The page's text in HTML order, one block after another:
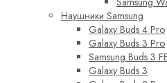
Наушники Samsung
Galaxy Buds 4 Pro
Galaxy Buds 3 Pro
Samsung Buds 3
Galaxy Buds 3